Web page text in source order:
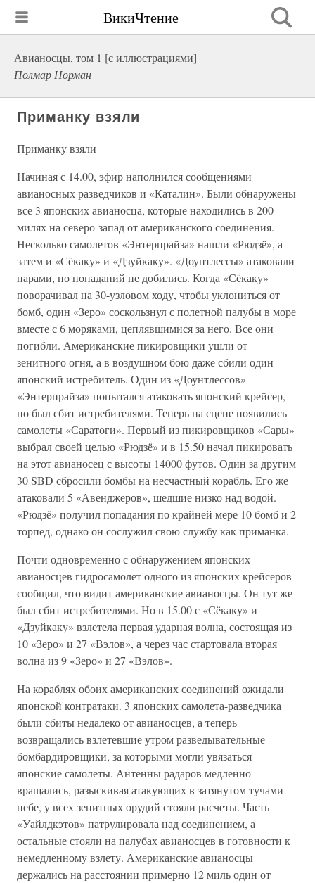
ВикиЧтение
Авианосцы, том 1 [с иллюстрациями]
Полмар Норман
Приманку взяли
Приманку взяли
Начиная с 14.00, эфир наполнился сообщениями
авианосных разведчиков и «Каталин». Были обнаружены
все 3 японских авианосца, которые находились в 200
милях на северо-запад от американского соединения.
Несколько самолетов «Энтерпрайза» нашли «Рюдзё», а
затем и «Сёкаку» и «Дзуйкаку». «Доунтлессы» атаковали
парами, но попаданий не добились. Когда «Сёкаку»
поворачивал на 30-узловом ходу, чтобы уклониться от
бомб, один «Зеро» соскользнул с полетной палубы в море
вместе с 6 моряками, цеплявшимися за него. Все они
погибли. Американские пикировщики ушли от
зенитного огня, а в воздушном бою даже сбили один
японский истребитель. Один из «Доунтлессов»
«Энтерпрайза» попытался атаковать японский крейсер,
но был сбит истребителями. Теперь на сцене появились
самолеты «Саратоги». Первый из пикировщиков «Сары»
выбрал своей целью «Рюдзё» и в 15.50 начал пикировать
на этот авианосец с высоты 14000 футов. Один за другим
30 SBD сбросили бомбы на несчастный корабль. Его же
атаковали 5 «Авенджеров», шедшие низко над водой.
«Рюдзё» получил попадания по крайней мере 10 бомб и 2
торпед, однако он сослужил свою службу как приманка.
Почти одновременно с обнаружением японских
авианосцев гидросамолет одного из японских крейсеров
сообщил, что видит американские авианосцы. Он тут же
был сбит истребителями. Но в 15.00 с «Сёкаку» и
«Дзуйкаку» взлетела первая ударная волна, состоящая из
10 «Зеро» и 27 «Вэлов», а через час стартовала вторая
волна из 9 «Зеро» и 27 «Вэлов».
На кораблях обоих американских соединений ожидали
японской контратаки. 3 японских самолета-разведчика
были сбиты недалеко от авианосцев, а теперь
возвращались взлетевшие утром разведывательные
бомбардировщики, за которыми могли увязаться
японские самолеты. Антенны радаров медленно
вращались, разыскивая атакующих в затянутом тучами
небе, у всех зенитных орудий стояли расчеты. Часть
«Уайлдкэтов» патрулировала над соединением, а
остальные стояли на палубах авианосцев в готовности к
немедленному взлету. Американские авианосцы
держались на расстоянии примерно 12 миль один от